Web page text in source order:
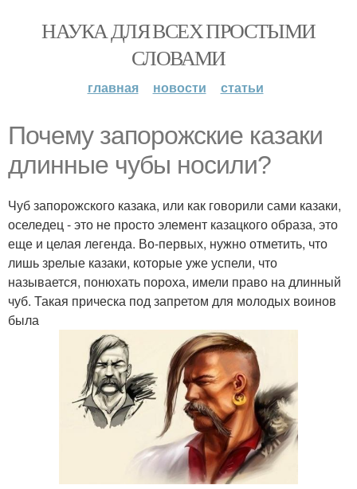
НАУКА ДЛЯ ВСЕХ ПРОСТЫМИ
СЛОВАМИ
главная новости статьи
Почему запорожские казаки
длинные чубы носили?
Чуб запорожского казака, или как говорили сами казаки,
оселедец - это не просто элемент казацкого образа, это
еще и целая легенда. Во-первых, нужно отметить, что
лишь зрелые казаки, которые уже успели, что
называется, понюхать пороха, имели право на длинный
чуб. Такая прическа под запретом для молодых воинов
была